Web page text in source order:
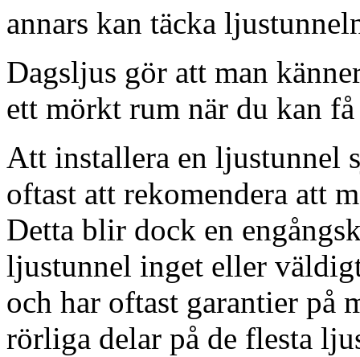
annars kan täcka
Dagsljus gör att man
ett mörkt rum när du kan
Att installera en ljustunnel
oftast att rekomendera att
Detta blir dock en
ljustunnel inget eller
och har oftast garantier på
rörliga delar på de flesta